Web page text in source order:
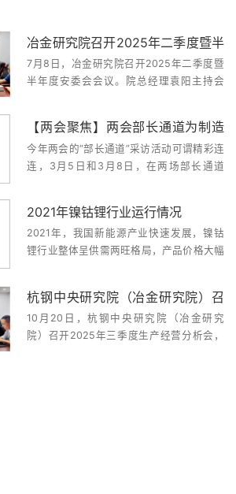
冶金研究院召开2025年二季度暨半
年度安委会会议
7月8日，冶金研究院召开2025年二季度暨
半年度安委会会议。院总经理袁阳主持会
公司二季度安委会会议精神，认真学习贯彻
集团公司党委书记、董事长章建...
【两会聚焦】两会部长通道为制造
业“划重点”
今年两会的“部长通道”采访活动可谓精彩连
连，3月5日和3月8日，在两场部长通道
部部长唐仁健，科技部部长王志刚，工业和
信息化部部长肖亚庆和商务部部长王文涛...
2021年镍钴锂行业运行情况
2021年，我国新能源产业快速发展，镍钴
锂行业整体呈供需两旺格局，产品价格大幅
（包括电解钴、钴粉、钴盐等，折金属量）
产量12.8万吨，同比增长26.7%；碳酸锂、
氢氧化锂产量分别为24万吨...
杭钢中央研究院（冶金研究院）召
开2025年三季度生产经营分析会
10月20日，杭钢中央研究院（冶金研究
院）召开2025年三季度生产经营分析会，